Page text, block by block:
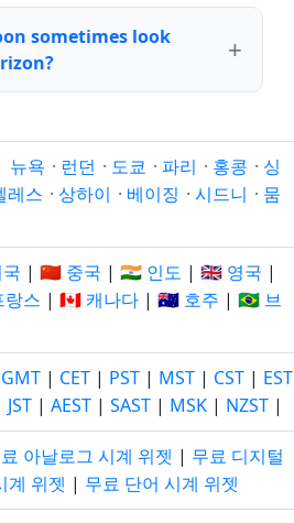
sometimes look
뉴욕 · 런던 · 도쿄 · 파리 · 홍콩 · 싱
레스 · 상하이 · 베이징 · 시드니 · 뭄
| 🇨🇳 중국 | 🇮🇳 인도 | 🇬🇧 영국 |
스 | 🇨🇦 캐나다 | 🇦🇺 호주 | 🇧🇷 브
GMT | CET | PST | MST | CST | EST
JST | AEST | SAST | MSK | NZST |
아날로그 시계 위젯 | 무료 디지털
계 위젯 | 무료 단어 시계 위젯